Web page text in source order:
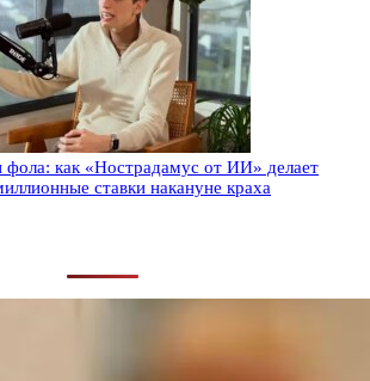
фола: как «Нострадамус от ИИ» делает
ставки накануне краха